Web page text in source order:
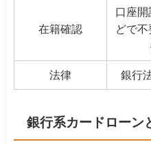
在籍確認
口座開
どで不
法律 銀行
銀行系カードローン